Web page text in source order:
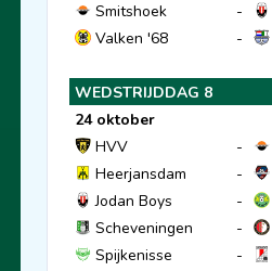
Smitshoek
-
Valken '68
-
WEDSTRIJDDAG 8
24 oktober
HVV
-
Heerjansdam
-
Jodan Boys
-
Scheveningen
-
Spijkenisse
-